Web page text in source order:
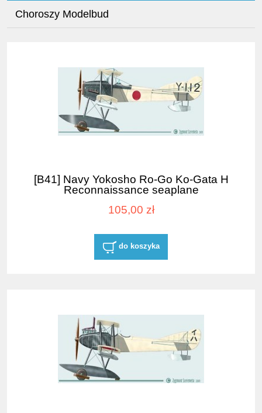
Choroszy Modelbud
[B41] Navy Yokosho Ro-Go Ko-Gata H
Reconnaissance seaplane
105,00 zł
do koszyka